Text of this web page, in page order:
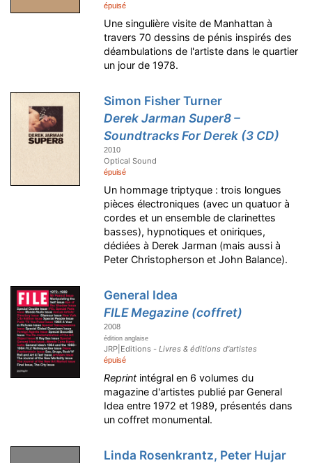
épuisé
Une singulière visite de Manhattan à
travers 70 dessins de pénis inspirés des
déambulations de l'artiste dans le quartier
un jour de 1978.
Simon Fisher Turner
Derek Jarman Super8 –
Soundtracks For Derek (3 CD)
2010
Optical Sound
épuisé
Un hommage triptyque : trois longues
pièces électroniques (avec un quatuor à
cordes et un ensemble de clarinettes
basses), hypnotiques et oniriques,
dédiées à Derek Jarman (mais aussi à
Peter Christopherson et John Balance).
General Idea
FILE Megazine (coffret)
2008
édition anglaise
JRP|Editions -Livres & éditions d'artistes
épuisé
Reprint intégral en 6 volumes du
magazine d'artistes publié par General
Idea entre 1972 et 1989, présentés dans
un coffret monumental.
Linda Rosenkrantz, Peter Hujar